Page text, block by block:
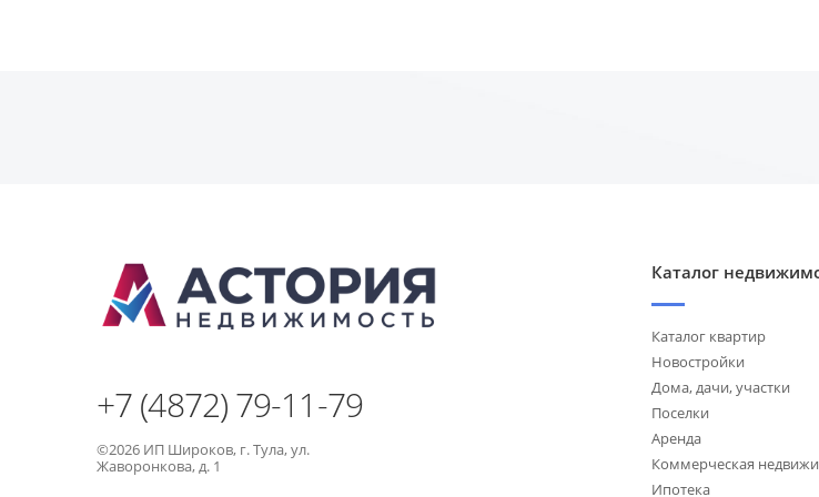
+7 (4872) 79-11-79
©2026 ИП Широков, г. Тула, ул.
Жаворонкова, д. 1
Каталог
Каталог квартир
Новостройки
Дома, дачи, участки
Поселки
Аренда
Коммерческая
Ипотека